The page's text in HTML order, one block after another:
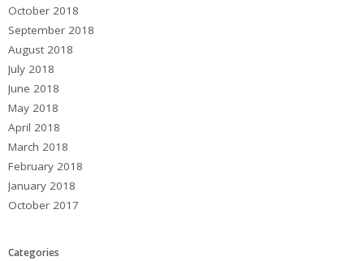
October 2018
September 2018
August 2018
July 2018
June 2018
May 2018
April 2018
March 2018
February 2018
January 2018
October 2017
Categories